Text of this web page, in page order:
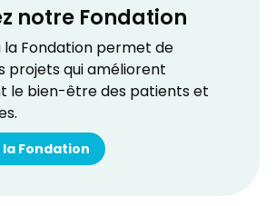
notre Fondation
Fondation permet de
projets qui améliorent
le bien-être des patients et
Fondation